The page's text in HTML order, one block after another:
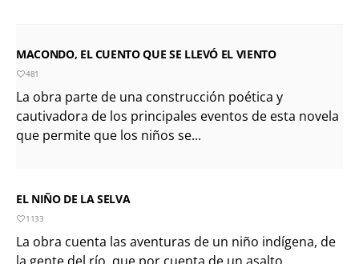
MACONDO, EL CUENTO QUE SE LLEVÓ EL VIENTO
481
La obra parte de una construcción poética y
cautivadora de los principales eventos de esta novela
que permite que los niños se...
EL NIÑO DE LA SELVA
1133
La obra cuenta las aventuras de un niño indígena, de